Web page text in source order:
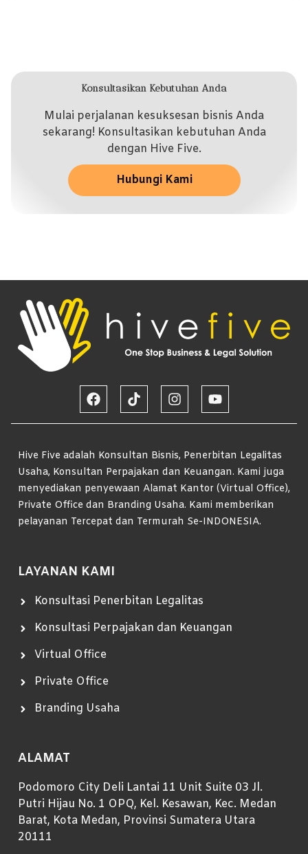
Konsultasikan Kebutuhan Anda
Mulai perjalanan kesuksesan bisnis Anda
sekarang! Konsultasikan kebutuhan Anda
dengan Hive Five.
Hubungi Kami
Hive Five adalah Konsultan Bisnis, Penerbitan Legalitas
Usaha, Konsultan Perpajakan dan Keuangan. Kami juga
menyediakan penyewaan Alamat Kantor (Virtual Office),
Private Office dan Branding Usaha. Kami memberikan
pelayanan Tercepat dan Termurah Se-INDONESIA.
LAYANAN KAMI
Konsultasi Penerbitan Legalitas
Konsultasi Perpajakan dan Keuangan
Virtual Office
Private Office
Branding Usaha
ALAMAT
Podomoro City Deli Lantai 11 Unit Suite 03 Jl.
Putri Hijau No. 1 OPQ, Kel. Kesawan, Kec. Medan
Barat, Kota Medan, Provinsi Sumatera Utara
20111